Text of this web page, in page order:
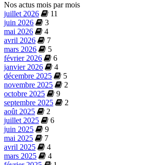
Nos actus mois par mois
juillet 2026
11
juin 2026
3
mai 2026
4
avril 2026
7
mars 2026
5
février 2026
6
janvier 2026
4
décembre 2025
5
novembre 2025
2
octobre 2025
9
septembre 2025
2
août 2025
2
juillet 2025
6
juin 2025
9
mai 2025
7
avril 2025
4
mars 2025
4